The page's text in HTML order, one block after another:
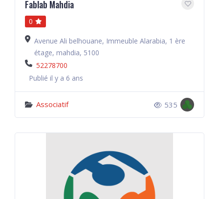
Fablab Mahdia
0
Avenue Ali belhouane, Immeuble Alarabia, 1 ère
étage, mahdia, 5100
52278700
Publié il y a 6 ans
Associatif 535